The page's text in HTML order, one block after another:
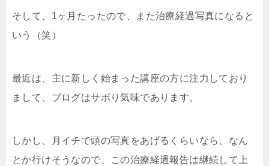
そして、1ヶ月たったので、また治療経過写真になると
いう（笑）
最近は、主に新しく始まった講座の方に注力しており
まして、ブログはサボり気味であります。
しかし、月イチで頭の写真をあげるくらいなら、なん
とか行けそうなので、この治療経過報告は継続して上